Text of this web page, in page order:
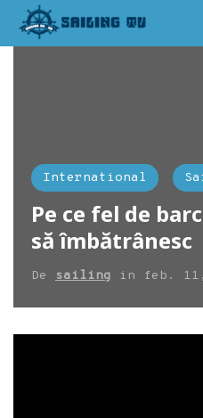
International
Pe ce fel de
să îmbătrânesc
De sailing in feb.